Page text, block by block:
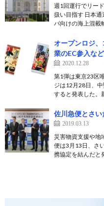
週1回運行でリー
扱い目指す 日本
バ向けの海上混載
オープンロジ
業のEC参入な
2020.12.28
第1弾は東京23区
ジは12月28日、
すると発表した。
佐川急便とさ
2019.03.13
災害物資支援や地
便は3月13日、さ
携協定を結んだと